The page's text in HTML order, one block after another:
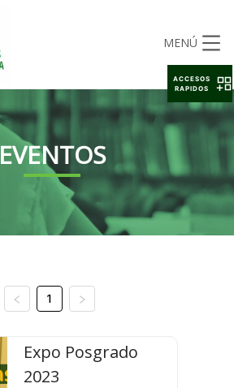
MENÚ
EVENTOS
1
Expo Posgrado
2023
ACCESOS
RAPIDOS